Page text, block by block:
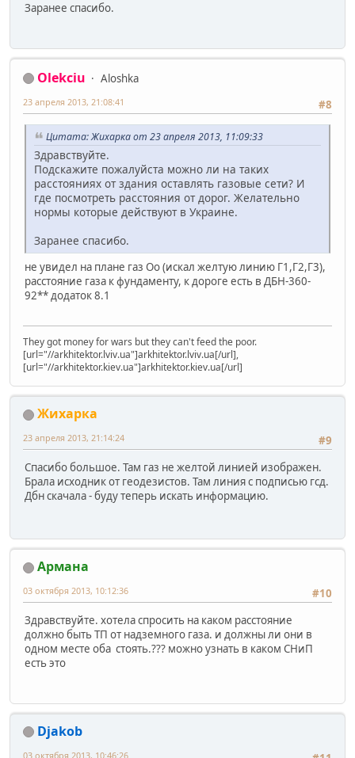
Заранее спасибо.
Olekciu
Aloshka
#8
23 апреля 2013, 21:08:41
Цитата: Жихарка от 23 апреля 2013, 11:09:33
Здравствуйте.
Подскажите пожалуйста можно ли на таких
расстояниях от здания оставлять газовые сети? И
где посмотреть расстояния от дорог. Желательно
нормы которые действуют в Украине.
Заранее спасибо.
не увидел на плане газ Оо (искал желтую линию Г1,Г2,Г3),
расстояние газа к фундаменту, к дороге есть в ДБН-360-
92** додаток 8.1
They got money for wars but they can't feed the poor.
[url="//arkhitektor.lviv.ua"]arkhitektor.lviv.ua[/url],
[url="//arkhitektor.kiev.ua"]arkhitektor.kiev.ua[/url]
Жихарка
#9
23 апреля 2013, 21:14:24
Спасибо большое. Там газ не желтой линией изображен.
Брала исходник от геодезистов. Там линия с подписью гсд.
Дбн скачала - буду теперь искать информацию.
Армана
#10
03 октября 2013, 10:12:36
Здравствуйте. хотела спросить на каком расстояние
должно быть ТП от надземного газа. и должны ли они в
одном месте оба стоять.??? можно узнать в каком СНиП
есть это
Djakob
03 октября 2013, 10:46:26